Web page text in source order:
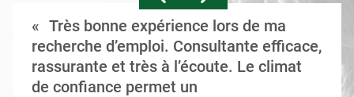
Très bonne expérience lors de ma
recherche d’emploi. Consultante efficace,
rassurante et très à l’écoute. Le climat
de confiance permet un